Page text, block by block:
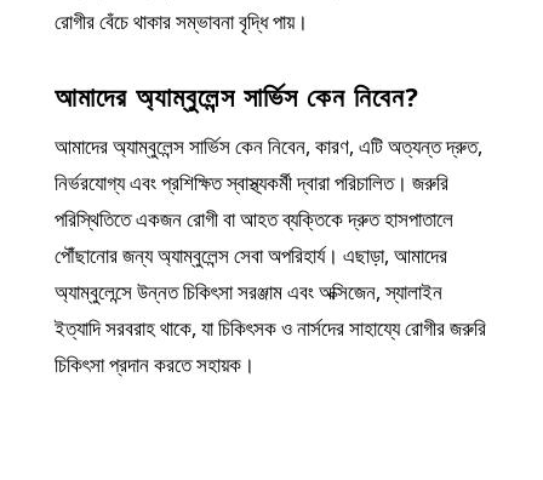
রোগীর বেঁচে থাকার সম্ভাবনা বৃদ্ধি পায়।
আমাদের অ্যাম্বুলেন্স সার্ভিস কেন নিবেন?
আমাদের অ্যাম্বুলেন্স সার্ভিস কেন নিবেন, কারণ, এটি অত্যন্ত দ্রুত,
নির্ভরযোগ্য এবং প্রশিক্ষিত স্বাস্থ্যকর্মী দ্বারা পরিচালিত। জরুরি
পরিস্থিতিতে একজন রোগী বা আহত ব্যক্তিকে দ্রুত হাসপাতালে
পৌঁছানোর জন্য অ্যাম্বুলেন্স সেবা অপরিহার্য। এছাড়া, আমাদের
অ্যাম্বুলেন্সে উন্নত চিকিৎসা সরঞ্জাম এবং অক্সিজেন, স্যালাইন
ইত্যাদি সরবরাহ থাকে, যা চিকিৎসক ও নার্সদের সাহায্যে রোগীর জরুরি
চিকিৎসা প্রদান করতে সহায়ক।